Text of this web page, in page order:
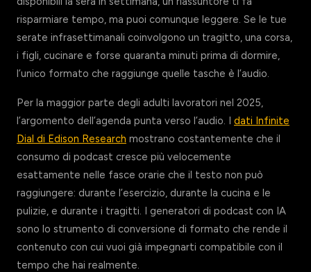
risparmiare tempo, ma puoi comunque leggere. Se le tue
serate infrasettimanali coinvolgono un tragitto, una corsa,
i figli, cucinare e forse quaranta minuti prima di dormire,
l’unico formato che raggiunge quelle tasche è l’audio.
Per la maggior parte degli adulti lavoratori nel 2025,
l’argomento dell’agenda punta verso l’audio. I dati Infinite
Dial di Edison Research mostrano costantemente che il
consumo di podcast cresce più velocemente
esattamente nelle fasce orarie che il testo non può
raggiungere: durante l’esercizio, durante la cucina e le
pulizie, e durante i tragitti. I generatori di podcast con IA
sono lo strumento di conversione di formato che rende il
contenuto con cui vuoi già impegnarti compatibile con il
tempo che hai realmente.